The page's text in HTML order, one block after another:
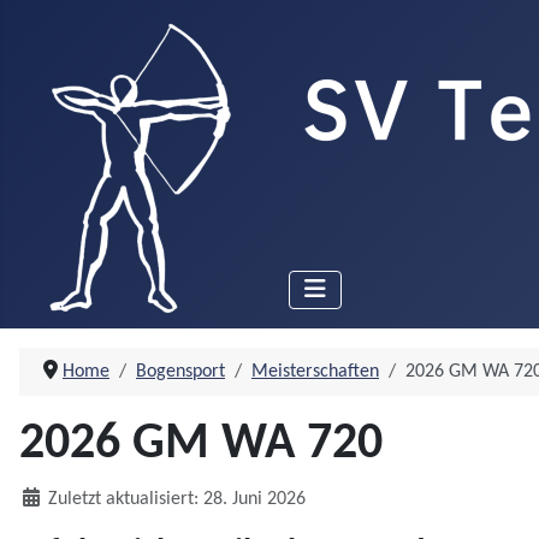
Home Bogensport Meisterschaften 2026 GM WA
2026 GM WA 720
DetailsZuletzt aktualisiert: 28. Juni 2026